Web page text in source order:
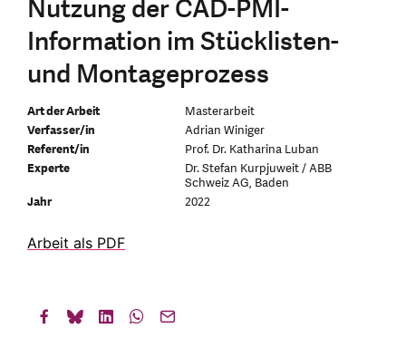
Nutzung der CAD-PMI-
Information im Stücklisten-
und Montageprozess
Art der Arbeit
Masterarbeit
Verfasser/in
Adrian Winiger
Referent/in
Prof. Dr. Katharina Luban
Experte
Dr. Stefan Kurpjuweit / ABB
Schweiz AG, Baden
Jahr
2022
Arbeit als PDF